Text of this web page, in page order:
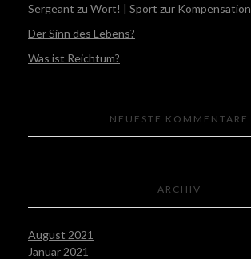
Sergeant zu Wort! | Sport zur Kompensation
Der Sinn des Lebens?
Was ist Reichtum?
NEUESTE KOMMENTARE
ARCHIV
August 2021
Januar 2021